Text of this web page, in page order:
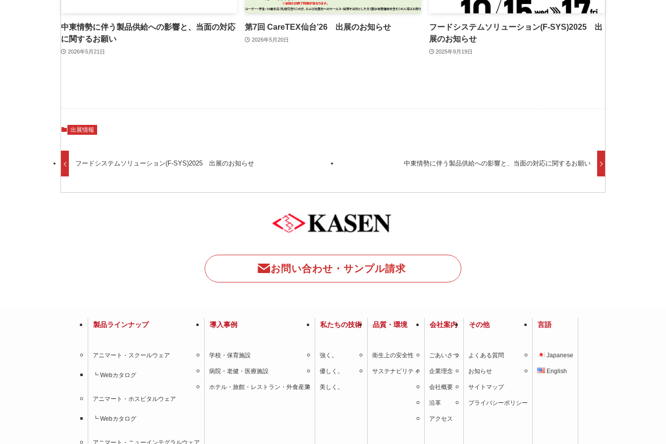
中東情勢に伴う製品供給への影響と、当面の対応
に関するお願い
2026年5月21日
第7回 CareTEX仙台’26 出展のお知らせ
2026年5月20日
フードシステムソリューション(F-SYS)2025 出
展のお知らせ
2025年9月19日
出展情報
フードシステムソリューション(F-SYS)2025 出展のお知らせ 中東情勢に伴う製品供給への影響と、当面の対応に関するお願い
お問い合わせ・サンプル請求
製品ラインナップ
アニマート・スクールウェア
┗ Webカタログ
アニマート・ホスピタルウェア
┗ Webカタログ
アニマート・ニューインテグラルウェア
導入事例
学校・保育施設
病院・老健・医療施設
ホテル・旅館・レストラン・外食産業
私たちの技術
強く。
優しく。
美しく。
品質・環境
衛生上の安全性
サステナビリティ
会社案内
ごあいさつ
企業理念
会社概要
沿革
アクセス
その他
よくある質問
お知らせ
サイトマップ
プライバシーポリシー
言語
Japanese
English